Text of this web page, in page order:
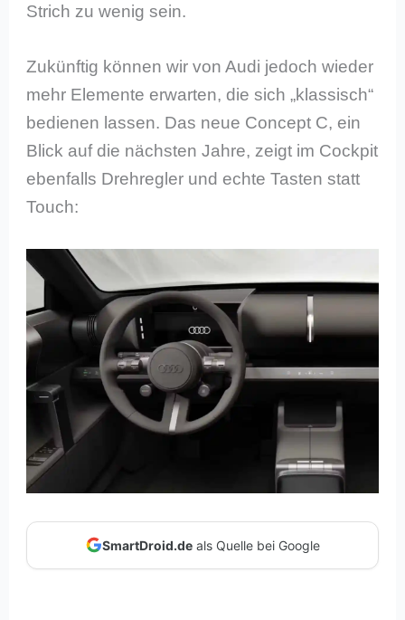
Strich zu wenig sein.
Zukünftig können wir von Audi jedoch wieder
mehr Elemente erwarten, die sich „klassisch“
bedienen lassen. Das neue Concept C, ein
Blick auf die nächsten Jahre, zeigt im Cockpit
ebenfalls Drehregler und echte Tasten statt
Touch:
SmartDroid.deals Quelle bei Google